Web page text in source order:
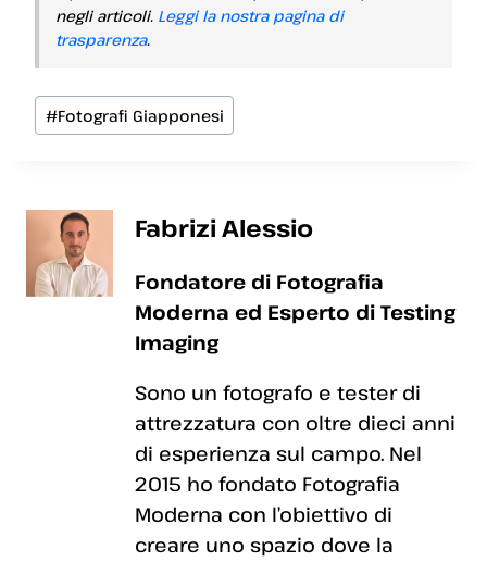
negli articoli. Leggi la nostra pagina di
trasparenza.
Tag
articolo:
#Fotografi Giapponesi
Fabrizi Alessio
Fondatore di Fotografia
Moderna ed Esperto di Testing
Imaging
Sono un fotografo e tester di
attrezzatura con oltre dieci anni
di esperienza sul campo. Nel
2015 ho fondato Fotografia
Moderna con l’obiettivo di
creare uno spazio dove la